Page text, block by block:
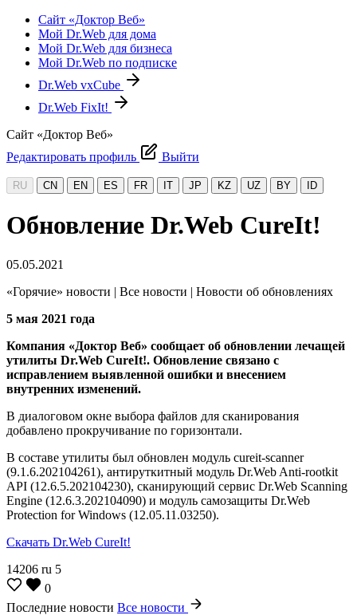
Сайт «Доктор Веб»
Мой Dr.Web для дома
Мой Dr.Web для бизнеса
Мой Dr.Web по подписке
Dr.Web vxCube
Dr.Web FixIt!
Сайт «Доктор Веб»
Редактировать профиль
Выйти
RU CN EN ES FR IT JP KZ UZ BY ID
Обновление Dr.Web CureIt!
05.05.2021
«Горячие» новости | Все новости | Новости об обновлениях
5 мая 2021 года
Компания «Доктор Веб» сообщает об обновлении лечащей
утилиты Dr.Web CureIt!. Обновление связано с
исправлением выявленной ошибки и внесением
внутренних изменений.
В диалоговом окне выбора файлов для сканирования
добавлено прокручивание по горизонтали.
В составе утилиты был обновлен модуль cureit-scanner
(9.1.6.202104261), антируткитный модуль Dr.Web Anti-rootkit
API (12.6.5.202104230), сканирующий сервис Dr.Web Scanning
Engine (12.6.3.202104090) и модуль самозащиты Dr.Web
Protection for Windows (12.05.11.03250).
Скачать Dr.Web CureIt!
14206 ru 5
0
Последние новости Все новости